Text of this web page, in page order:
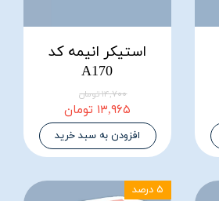
استیکر انیمه کد
A170
۱۴,۷۰۰ تومان
۱۳,۹۶۵ تومان
افزودن به سبد خرید
۵ درصد